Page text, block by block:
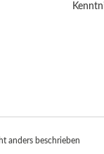
anders beschrieben